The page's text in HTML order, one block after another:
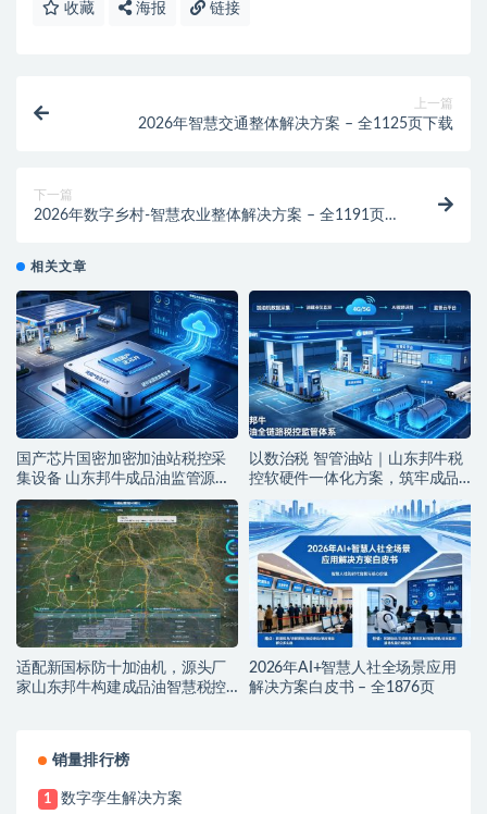
收藏 海报 链接
上一篇
2026年智慧交通整体解决方案 – 全1125页下载
下一篇
2026年数字乡村-智慧农业整体解决方案 – 全1191页下
相关文章
国产芯片国密加密加油站税控采
集设备 山东邦牛成品油监管源头
厂家
以数治税 智管油站｜山东邦牛税
控软硬件一体化方案，筑牢成品
油全链条监管防线
适配新国标防十加油机，源头厂
家山东邦牛构建成品油智慧税控
2026年AI+智慧人社全场景应用
解决方案白皮书 – 全1876页
销量排行榜
1 数字孪生解决方案